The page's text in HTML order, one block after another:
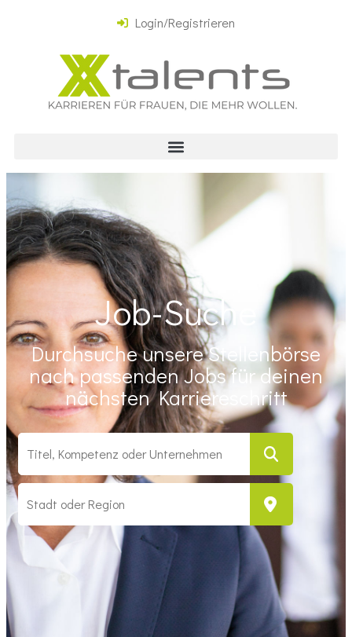
Login/Registrieren
Job-Suche
Durchsuche unsere Stellenbörse
nach passenden Jobs für deinen
nächsten Karriereschritt